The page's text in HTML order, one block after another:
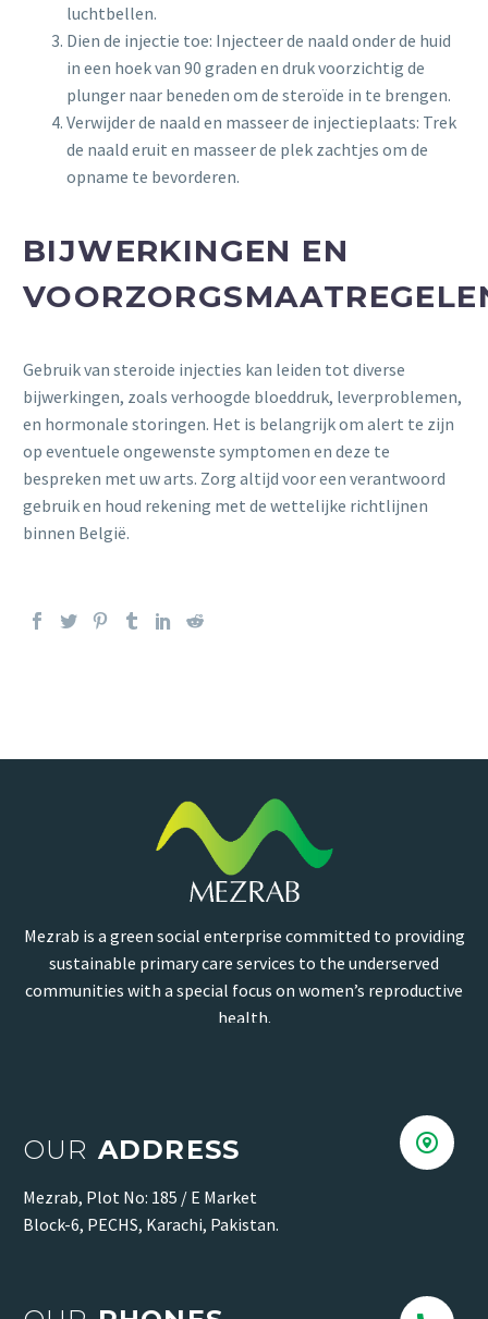
luchtbellen.
Dien de injectie toe: Injecteer de naald onder de huid
in een hoek van 90 graden en druk voorzichtig de
plunger naar beneden om de steroïde in te brengen.
Verwijder de naald en masseer de injectieplaats: Trek
de naald eruit en masseer de plek zachtjes om de
opname te bevorderen.
BIJWERKINGEN EN
Gebruik van steroide injecties kan leiden tot diverse
bijwerkingen, zoals verhoogde bloeddruk, leverproblemen,
en hormonale storingen. Het is belangrijk om alert te zijn
op eventuele ongewenste symptomen en deze te
bespreken met uw arts. Zorg altijd voor een verantwoord
gebruik en houd rekening met de wettelijke richtlijnen
binnen België.
Mezrab is a green social enterprise committed to providing
sustainable primary care services to the underserved
communities with a special focus on women’s reproductive
health.


OUR ADDRESS
Mezrab, Plot No: 185 / E Market
Block-6, PECHS, Karachi, Pakistan.